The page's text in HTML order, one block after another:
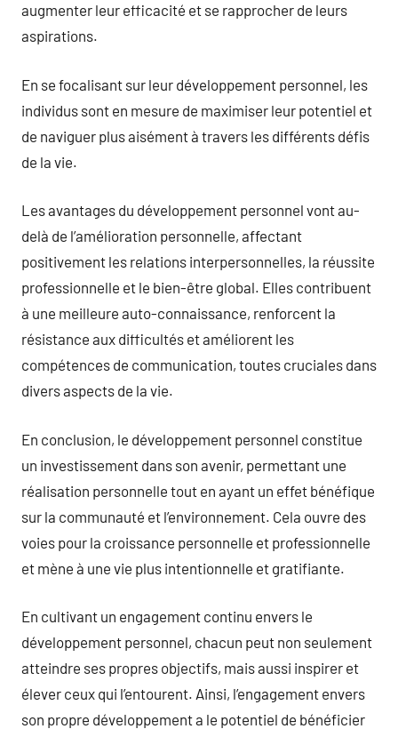
augmenter leur efficacité et se rapprocher de leurs
aspirations.
En se focalisant sur leur développement personnel, les
individus sont en mesure de maximiser leur potentiel et
de naviguer plus aisément à travers les différents défis
de la vie.
Les avantages du développement personnel vont au-
delà de l’amélioration personnelle, affectant
positivement les relations interpersonnelles, la réussite
professionnelle et le bien-être global. Elles contribuent
à une meilleure auto-connaissance, renforcent la
résistance aux difficultés et améliorent les
compétences de communication, toutes cruciales dans
divers aspects de la vie.
En conclusion, le développement personnel constitue
un investissement dans son avenir, permettant une
réalisation personnelle tout en ayant un effet bénéfique
sur la communauté et l’environnement. Cela ouvre des
voies pour la croissance personnelle et professionnelle
et mène à une vie plus intentionnelle et gratifiante.
En cultivant un engagement continu envers le
développement personnel, chacun peut non seulement
atteindre ses propres objectifs, mais aussi inspirer et
élever ceux qui l’entourent. Ainsi, l’engagement envers
son propre développement a le potentiel de bénéficier